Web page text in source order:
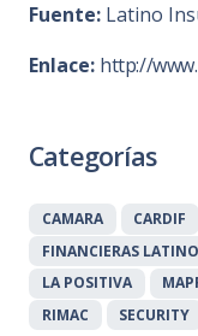
Fuente: Latino
Enlace: http://
Categorías
CAMARA CARDIF
FINANCIERAS
LA POSITIVA
RIMAC
SECURITY